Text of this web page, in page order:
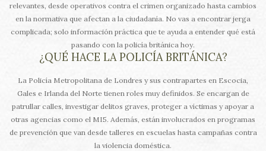
relevantes, desde operativos contra el crimen organizado hasta cambios
en la normativa que afectan a la ciudadanía. No vas a encontrar jerga
complicada; solo información práctica que te ayuda a entender qué está
pasando con la policía británica hoy.
¿QUÉ HACE LA POLICÍA BRITÁNICA?
La Policía Metropolitana de Londres y sus contrapartes en Escocia,
Gales e Irlanda del Norte tienen roles muy definidos. Se encargan de
patrullar calles, investigar delitos graves, proteger a víctimas y apoyar a
otras agencias como el MI5. Además, están involucrados en programas
de prevención que van desde talleres en escuelas hasta campañas contra
la violencia doméstica.